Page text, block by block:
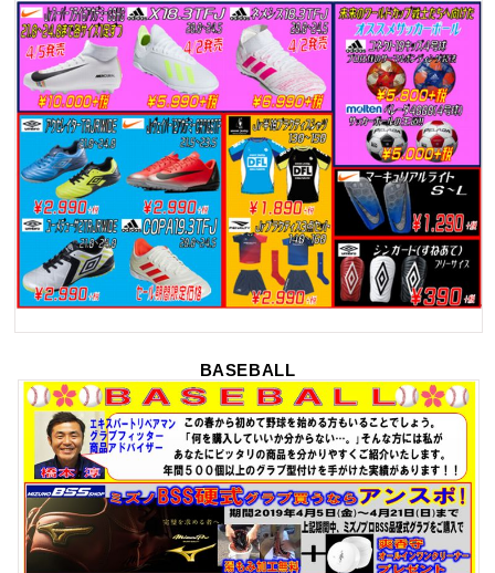
BASEBALL